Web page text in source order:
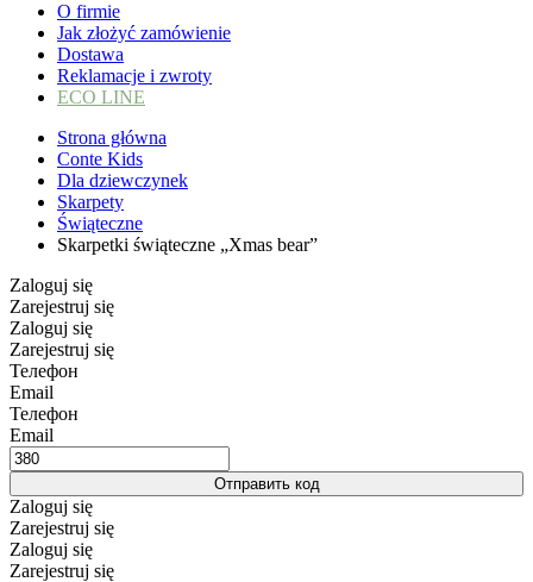
O firmie
Jak złożyć zamówienie
Dostawa
Reklamacje i zwroty
ECO LINE
Strona główna
Conte Kids
Dla dziewczynek
Skarpety
Świąteczne
Skarpetki świąteczne „Xmas bear”
Zaloguj się
Zarejestruj się
Zaloguj się
Zarejestruj się
Телефон
Email
Телефон
Email
Отправить код
Zaloguj się
Zarejestruj się
Zaloguj się
Zarejestruj się